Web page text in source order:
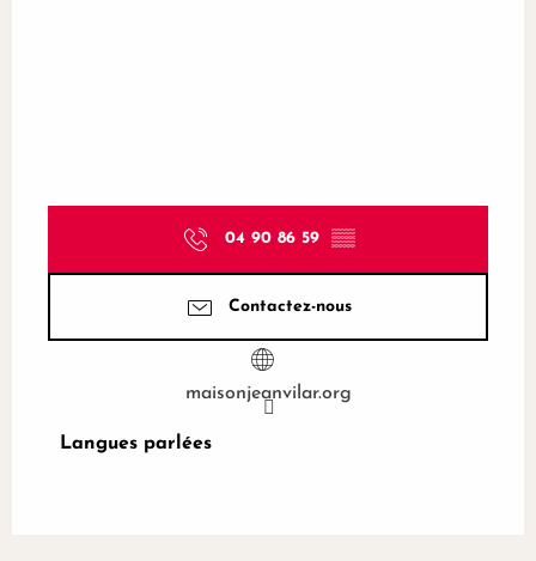
04 90 86 59 ▒▒
Contactez-nous
maisonjeanvilar.org
Langues parlées
Langues parlées